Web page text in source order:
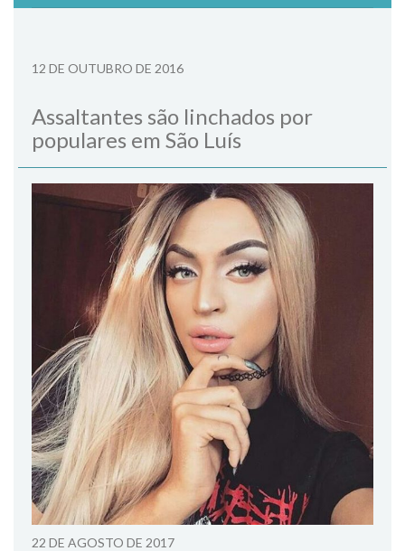
12 DE OUTUBRO DE 2016
Assaltantes são linchados por
populares em São Luís
22 DE AGOSTO DE 2017